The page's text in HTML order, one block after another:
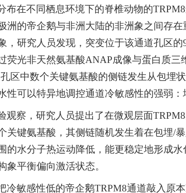
布在不同栖息环境下的脊椎动物的
洲的帝企鹅与非洲大陆的非洲象之间存
，研究人员发现，突变位于该通道孔区
荧光非天然氨基酸ANAP成像与蛋白质
区中数个关键氨基酸的侧链发生从包埋
性可以特异地调控通道冷敏感性的强弱
观察，研究人员提出了在微观层面
关键氨基酸，其侧链随机发生着在包埋/
的水分子热运动降低，能更稳定地形成
象平衡偏向激活状态。
冷敏感性低的帝企鹅TRPM8通道敲入原